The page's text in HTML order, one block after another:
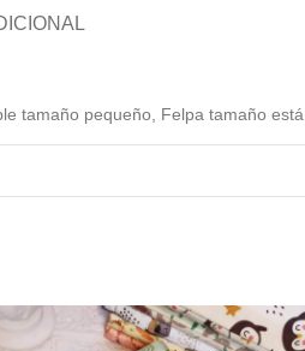
tamaño pequeño Felpa tamaño